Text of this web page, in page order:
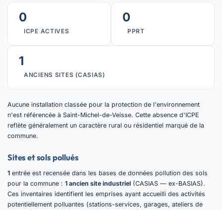
0
ICPE ACTIVES
0
PPRT
1
ANCIENS SITES (CASIAS)
Aucune installation classée pour la protection de l'environnement
n'est référencée à Saint-Michel-de-Veisse. Cette absence d'ICPE
reflète généralement un caractère rural ou résidentiel marqué de la
commune.
Sites et sols pollués
1 entrée est recensée dans les bases de données pollution des sols
pour la commune : 1 ancien site industriel (CASIAS — ex-BASIAS).
Ces inventaires identifient les emprises ayant accueilli des activités
potentiellement polluantes (stations-services, garages, ateliers de